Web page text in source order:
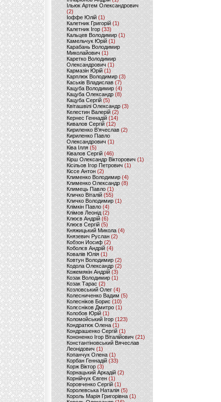
Ільюк Артем Олександрович
(2)
Іоффе Юлій (1)
Калетник Григорій(1)
Калетник Ігор (33)
Кальцев Володимир(1)
Камельчук Юрій (1)
Карабань Володимир
Миколайович (1)
Каретко Володимир
Олександрович (1)
Кармазін Юрій(1)
Карплюк Володимир(3)
Каськів Владислав (7)
Кацуба Володимир (4)
Кацуба Олександр (8)
Кацуба Сергій (5)
Квіташвілі Олександр(3)
Келестин Валерій(2)
Кернес Геннадій (14)
Кивалов Сергій (12)
Кириленко В’ячеслав (2)
Кириленко Павло
Олександрович (1)
Ківа Ілля (5)
Ківалов Сергій(46)
Кірш Олександр Вікторович (1)
Кісільов Ігор Петрович (1)
Кіссе Антон (2)
Клименко Володимир(4)
Клименко Олександр (8)
Климець Павло (1)
Кличко Віталій(55)
Кличко Володимир (1)
Клімкін Павло (4)
Клімов Леонід(2)
Клюєв Андрій(6)
Клюєв Сергій (5)
Княжицький Микола(4)
Князевич Руслан (2)
Кобзон Иосиф(2)
Коболєв Андрій (4)
Ковалів Юлія(1)
Ковтун Володимир (2)
Кодола Олександр (2)
Кожемякін Андрій (3)
Козак Володимир (1)
Козак Тарас (2)
Козловський Олег(4)
Колесниченко Вадим (5)
Колесніков Борис (10)
Колєсніков Дмитро (1)
Колобов Юрій (1)
Коломойський Ігор (123)
Кондратюк Олена(1)
Кондрашенко Сергій (1)
Кононенко Ігор Віталійович (21)
Константіновський Вячеслав
Леонідович (1)
Копанчук Олена (1)
Корбан Геннадій (33)
Корж Віктор (3)
Корнацький Аркадій (2)
Корнійчук Євген (1)
Коровченко Сергій (1)
Королевська Наталія(5)
Король Марія Григорівна (1)